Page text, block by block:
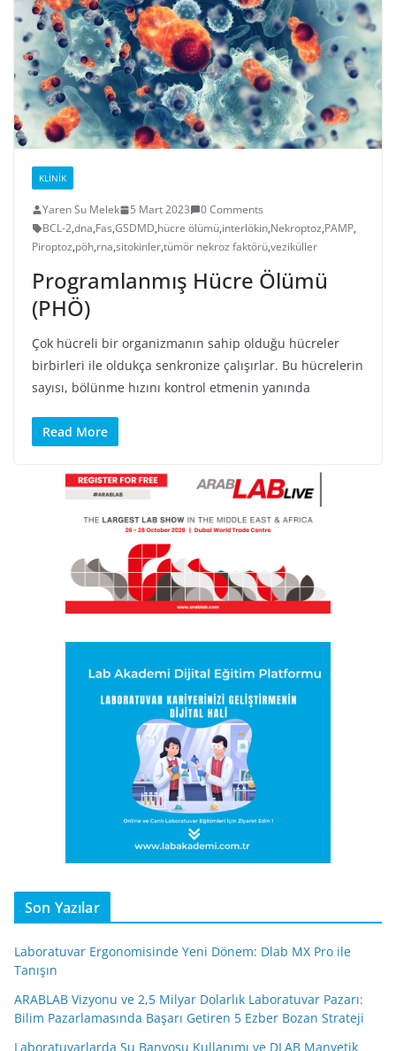
KLINIK
Yaren Su Melek 5 Mart 2023
0 Comments
BCL-2,dna,Fas,GSDMD,hücre ölümü,interlökin,Nekroptoz,PAMP,
Piroptoz,pöh,rna,sitokinler,tümör nekroz faktörü,veziküller
Programlanmış Hücre Ölümü
(PHÖ)
Çok hücreli bir organizmanın sahip olduğu hücreler
birbirleri ile oldukça senkronize çalışırlar. Bu hücrelerin
sayısı, bölünme hızını kontrol etmenin yanında
Read More
Son Yazılar
Laboratuvar Ergonomisinde Yeni Dönem: Dlab MX Pro ile
Tanışın
ARABLAB Vizyonu ve 2,5 Milyar Dolarlık Laboratuvar Pazarı:
Bilim Pazarlamasında Başarı Getiren 5 Ezber Bozan Strateji
Laboratuvarlarda Su Banyosu Kullanımı ve DLAB Manyetik